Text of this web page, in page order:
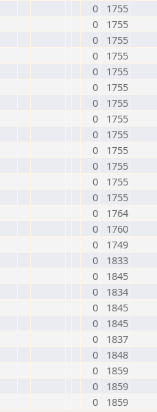
0
1755
0
1755
0
1755
0
1755
0
1755
0
1755
0
1755
0
1755
0
1755
0
1755
0
1755
0
1755
0
1755
0
1764
0
1760
0
1749
0
1833
0
1845
0
1834
0
1845
0
1845
0
1837
0
1848
0
1859
0
1859
0 1859